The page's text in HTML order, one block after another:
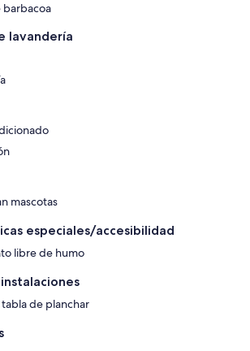
barbacoa
lavandería
mascotas
especiales/accesibilidad
libre de humo
tabla de planchar